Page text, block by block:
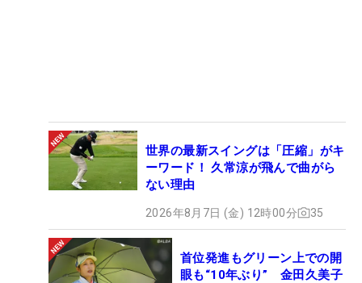
世界の最新スイングは「圧縮」がキ
ーワード！ 久常涼が飛んで曲がら
ない理由
2026年8月7日 (金) 12時00分 35
首位発進もグリーン上での開
眼も“10年ぶり” 金田久美子